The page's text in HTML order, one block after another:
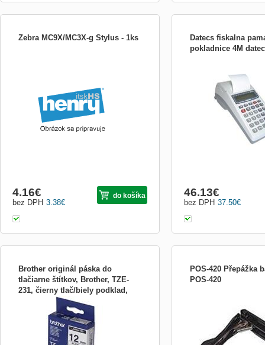
Zebra MC9X/MC3X-g Stylus - 1ks
3.38€
bez DPH
4.16€ do košíka
Datecs fiskalna
pokladnice 4M
37.50€
bez DPH
46.13€
Brother originál páska do
tlačiarne štítkov, Brother, TZE-
231, čierny tlač/biely podklad,
laminovan TZE231
* Vlastnosti Barva: černá, bílá Tisková
technologie: Inkjet Typ povrchu: Lesk Typ
pásky: TZ Kompatibilní produkty: GL-100,
PT-1000, PT-1000BM, PT-1010, PT-1010B,
PT-1010NB, PT-1010R, PT-1010S, PT-
1090, PT-1090BK, PT-1100, PT1100SB,
PT-1100S Standardní ...
POS-420 Přepážka
POS-420